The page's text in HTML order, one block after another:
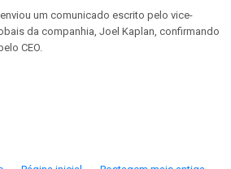
um comunicado escrito pelo vice-
da companhia, Joel Kaplan, confirmando
CEO.